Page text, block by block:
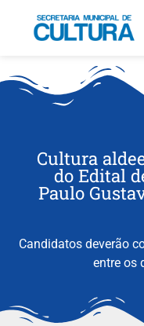
Cultura
do Edital
Paulo
Candidatos deverão
entre os